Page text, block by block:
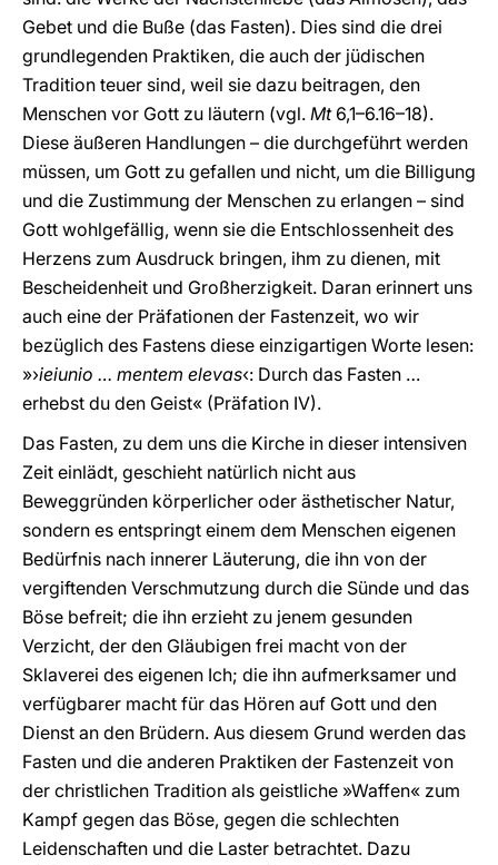
Gebet und die Buße (das Fasten). Dies sind die drei
grundlegenden Praktiken, die auch der jüdischen
Tradition teuer sind, weil sie dazu beitragen, den
Menschen vor Gott zu läutern (vgl. Mt 6,1–6.16–18).
Diese äußeren Handlungen – die durchgeführt werden
müssen, um Gott zu gefallen und nicht, um die Billigung
und die Zustimmung der Menschen zu erlangen – sind
Gott wohlgefällig, wenn sie die Entschlossenheit des
Herzens zum Ausdruck bringen, ihm zu dienen, mit
Bescheidenheit und Großherzigkeit. Daran erinnert uns
auch eine der Präfationen der Fastenzeit, wo wir
bezüglich des Fastens diese einzigartigen Worte lesen:
»›ieiunio … mentem elevas‹: Durch das Fasten …
erhebst du den Geist« (Präfation IV).
Das Fasten, zu dem uns die Kirche in dieser intensiven
Zeit einlädt, geschieht natürlich nicht aus
Beweggründen körperlicher oder ästhetischer Natur,
sondern es entspringt einem dem Menschen eigenen
Bedürfnis nach innerer Läuterung, die ihn von der
vergiftenden Verschmutzung durch die Sünde und das
Böse befreit; die ihn erzieht zu jenem gesunden
Verzicht, der den Gläubigen frei macht von der
Sklaverei des eigenen Ich; die ihn aufmerksamer und
verfügbarer macht für das Hören auf Gott und den
Dienst an den Brüdern. Aus diesem Grund werden das
Fasten und die anderen Praktiken der Fastenzeit von
der christlichen Tradition als geistliche »Waffen« zum
Kampf gegen das Böse, gegen die schlechten
Leidenschaften und die Laster betrachtet. Dazu